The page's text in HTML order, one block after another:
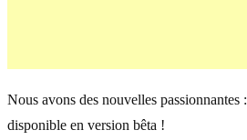
Nous avons des nouvelles passionnantes :
disponible en version bêta !